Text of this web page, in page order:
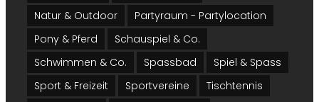
Natur & Outdoor
Partyraum - Partylocation
Pony & Pferd
Schauspiel & Co.
Schwimmen & Co.
Spassbad
Spiel & Spass
Sport & Freizeit
Sportvereine Tischtennis